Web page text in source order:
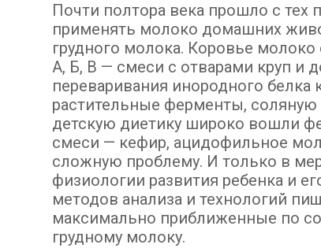
Почти полтора века прошло с тех
применять молоко домашних
грудного молока. Коровье
А, Б, В — смеси с отварами круп и
переваривания инородного
растительные ферменты,
детскую диетику широко вошли
смеси — кефир, ацидофильное
сложную проблему. И только в
физиологии развития ребенка и
методов анализа и технологий
максимально приближенные по
грудному молоку.